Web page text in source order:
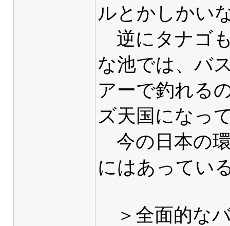
ルとかしかい
逆にタナゴ
な池では、バ
アーで釣れる
ズ天国になっ
今の日本の
にはあってい
＞全面的な